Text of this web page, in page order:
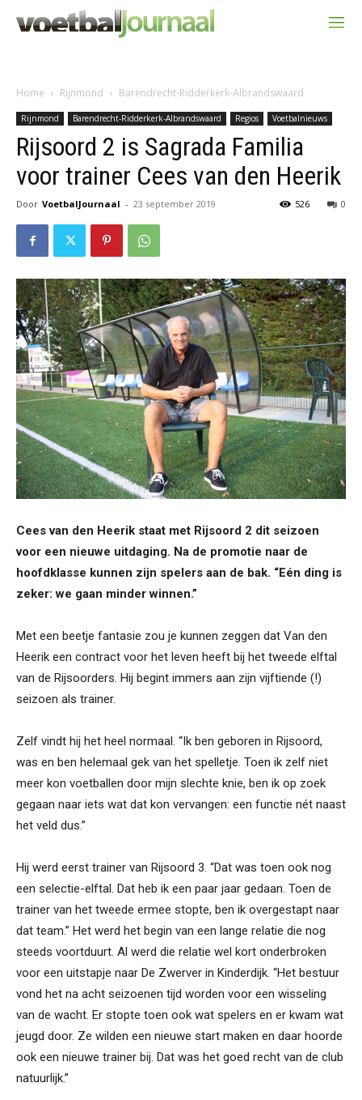
Home Rijnmond Barendrecht-Ridderkerk-Albrandswaard
Rijnmond Barendrecht-Ridderkerk-Albrandswaard Regios Voetbalnieuws
Rijsoord 2 is Sagrada Familia
voor trainer Cees van den Heerik
Door VoetbalJournaal - 23 september 2019 0
526
Cees van den Heerik staat met Rijsoord 2 dit seizoen
voor een nieuwe uitdaging. Na de promotie naar de
hoofdklasse kunnen zijn spelers aan de bak. “Eén ding is
zeker: we gaan minder winnen.”
Met een beetje fantasie zou je kunnen zeggen dat Van den
Heerik een contract voor het leven heeft bij het tweede elftal
van de Rijsoorders. Hij begint immers aan zijn vijftiende (!)
seizoen als trainer.
Zelf vindt hij het heel normaal. “Ik ben geboren in Rijsoord,
was en ben helemaal gek van het spelletje. Toen ik zelf niet
meer kon voetballen door mijn slechte knie, ben ik op zoek
gegaan naar iets wat dat kon vervangen: een functie nét naast
het veld dus.”
Hij werd eerst trainer van Rijsoord 3. “Dat was toen ook nog
een selectie-elftal. Dat heb ik een paar jaar gedaan. Toen de
trainer van het tweede ermee stopte, ben ik overgestapt naar
dat team.” Het werd het begin van een lange relatie die nog
steeds voortduurt. Al werd die relatie wel kort onderbroken
voor een uitstapje naar De Zwerver in Kinderdijk. “Het bestuur
vond het na acht seizoenen tijd worden voor een wisseling
van de wacht. Er stopte toen ook wat spelers en er kwam wat
jeugd door. Ze wilden een nieuwe start maken en daar hoorde
ook een nieuwe trainer bij. Dat was het goed recht van de club
natuurlijk.”